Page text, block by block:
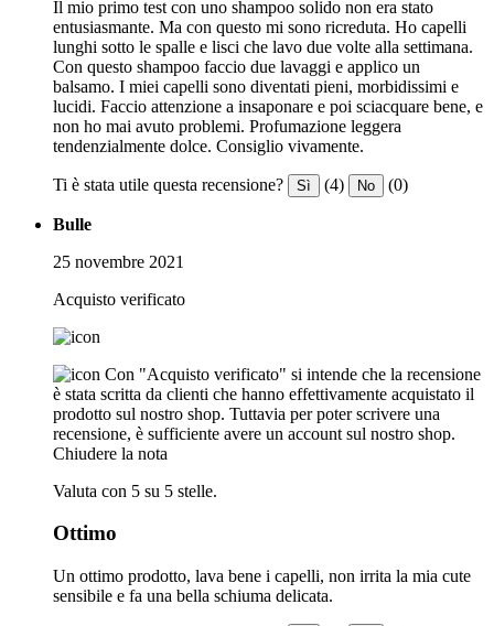
Il mio primo test con uno shampoo solido non era stato
entusiasmante. Ma con questo mi sono ricreduta. Ho capelli
lunghi sotto le spalle e lisci che lavo due volte alla settimana.
Con questo shampoo faccio due lavaggi e applico un
balsamo. I miei capelli sono diventati pieni, morbidissimi e
lucidi. Faccio attenzione a insaponare e poi sciacquare bene, e
non ho mai avuto problemi. Profumazione leggera
tendenzialmente dolce. Consiglio vivamente.
Ti è stata utile questa recensione? Sì (4) No (0)
Bulle
25 novembre 2021
Acquisto verificato
Con "Acquisto verificato" si intende che la recensione
è stata scritta da clienti che hanno effettivamente acquistato il
prodotto sul nostro shop. Tuttavia per poter scrivere una
recensione, è sufficiente avere un account sul nostro shop.
Chiudere la nota
Valuta con 5 su 5 stelle.
Ottimo
Un ottimo prodotto, lava bene i capelli, non irrita la mia cute
sensibile e fa una bella schiuma delicata.